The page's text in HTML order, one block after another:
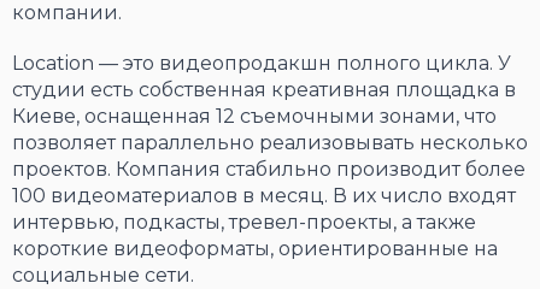
компании.
Location — это видеопродакшн полного цикла. У
студии есть собственная креативная площадка в
Киеве, оснащенная 12 съемочными зонами, что
позволяет параллельно реализовывать несколько
проектов. Компания стабильно производит более
100 видеоматериалов в месяц. В их число входят
интервью, подкасты, тревел-проекты, а также
короткие видеоформаты, ориентированные на
социальные сети.